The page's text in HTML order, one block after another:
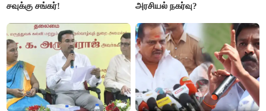
சவுக்கு சங்கர்!
அரசியல் நகர்வு?